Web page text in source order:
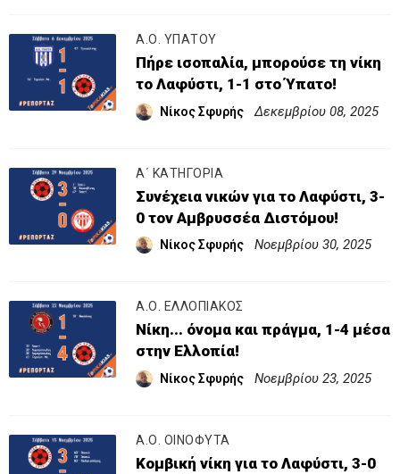
Α.Ο. ΥΠΑΤΟΥ
Πήρε ισοπαλία, μπορούσε τη νίκη
το Λαφύστι, 1-1 στο Ύπατο!
Νίκος Σφυρής Δεκεμβρίου 08, 2025
Α΄ ΚΑΤΗΓΟΡΙΑ
Συνέχεια νικών για το Λαφύστι, 3-
0 τον Αμβρυσσέα Διστόμου!
Νίκος Σφυρής Νοεμβρίου 30, 2025
Α.Ο. ΕΛΛΟΠΙΑΚΟΣ
Νίκη... όνομα και πράγμα, 1-4 μέσα
στην Ελλοπία!
Νίκος Σφυρής Νοεμβρίου 23, 2025
Α.Ο. ΟΙΝΟΦΥΤΑ
Κομβική νίκη για το Λαφύστι, 3-0